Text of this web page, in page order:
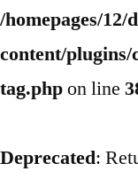
/homepages/12/
content/
tag.phpon line
Deprecated: